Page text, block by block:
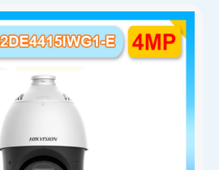
nhận diện người và phương
tối đa 5 khuôn mặt